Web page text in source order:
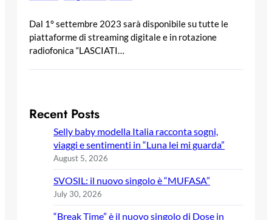
Dal 1° settembre 2023 sarà disponibile su tutte le
piattaforme di streaming digitale e in rotazione
radiofonica “LASCIATI…
Recent Posts
Selly baby modella Italia racconta sogni,
viaggi e sentimenti in “Luna lei mi guarda”
August 5, 2026
SVOSIL: il nuovo singolo è “MUFASA”
July 30, 2026
“Break Time” è il nuovo singolo di Dose in